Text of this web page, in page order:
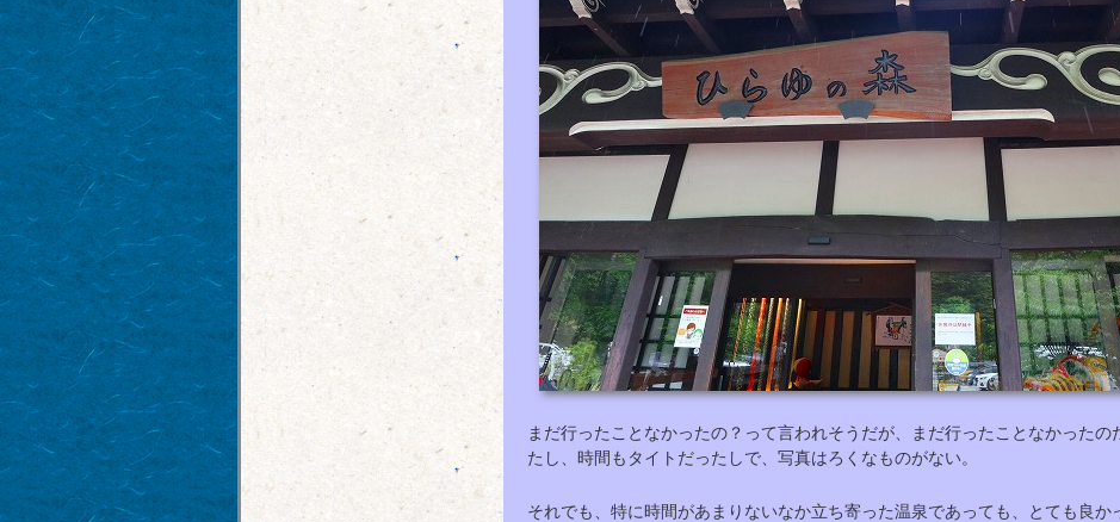
まだ行ったことなかったの？って言われそうだが、まだ行ったことなかったの
たし、時間もタイトだったしで、写真はろくなものがない。
それでも、特に時間があまりないなか立ち寄った温泉であっても、とても良か